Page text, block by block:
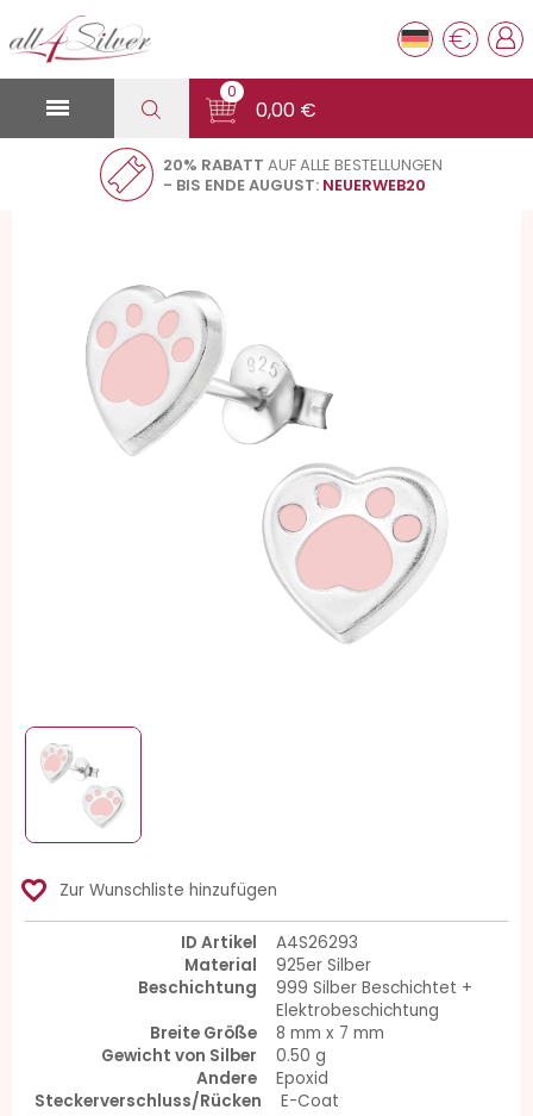
€

0
0,00 €
20% RABATT AUF ALLE BESTELLUNGEN
- BIS ENDE AUGUST: NEUERWEB20
HERZ - 925 STERLING SILBER BUNTE
OHRSTECKER FÜR KINDER A4S26293
favorite_border Zur Wunschliste hinzufügen
ID Artikel
A4S26293
Material
925er Silber
Beschichtung
999 Silber Beschichtet +
Elektrobeschichtung
Breite Größe
8 mm x 7 mm
Gewicht von Silber
0.50 g
Andere
Epoxid
Steckerverschluss/Rücken
E-Coat